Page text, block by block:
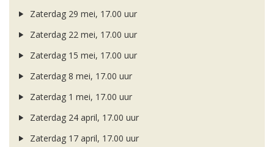
Zaterdag 29 mei, 17.00 uur
Zaterdag 22 mei, 17.00 uur
Zaterdag 15 mei, 17.00 uur
Zaterdag 8 mei, 17.00 uur
Zaterdag 1 mei, 17.00 uur
Zaterdag 24 april, 17.00 uur
Zaterdag 17 april, 17.00 uur